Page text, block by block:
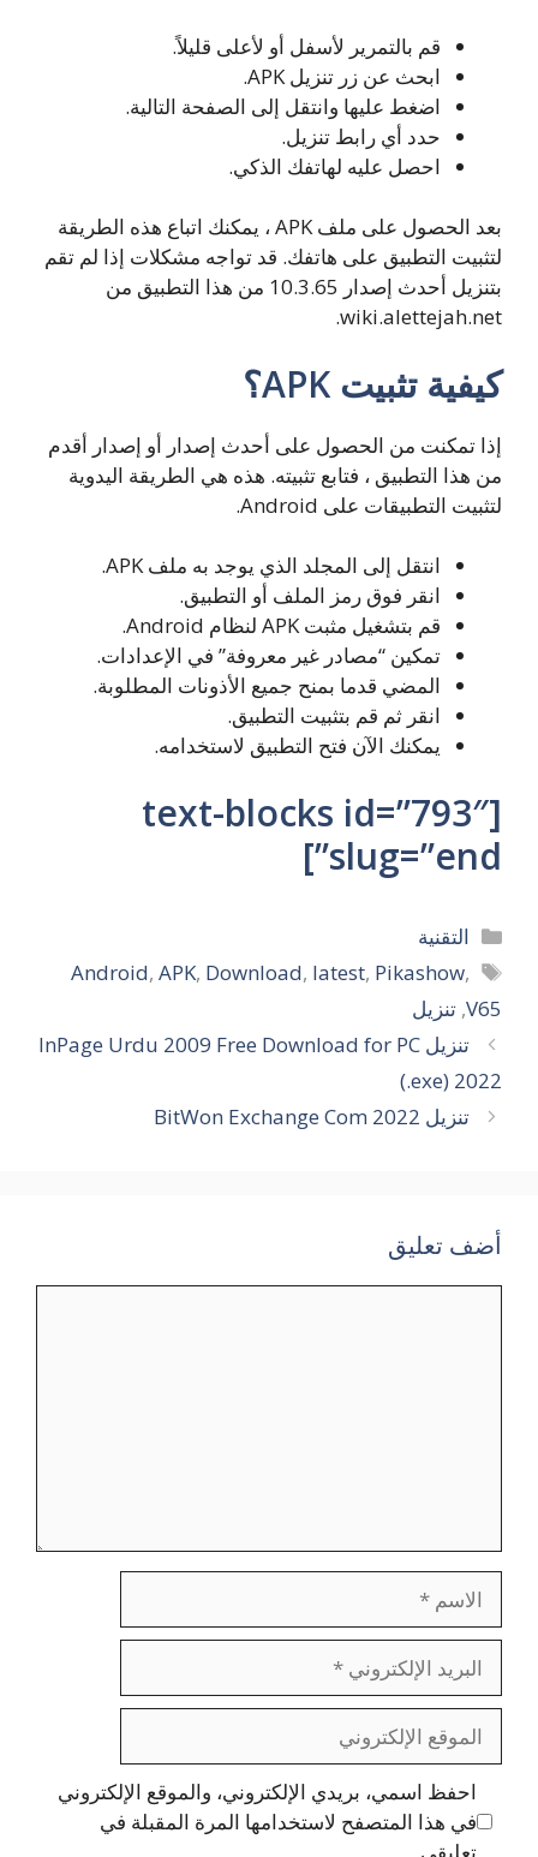
قم بالتمرير لأسفل أو لأعلى قليلاً.
ابحث عن زر تنزيل APK.
اضغط عليها وانتقل إلى الصفحة التالية.
حدد أي رابط تنزيل.
احصل عليه لهاتفك الذكي.
بعد الحصول على ملف APK ، يمكنك اتباع هذه الطريقة
لتثبيت التطبيق على هاتفك. قد تواجه مشكلات إذا لم تقم
بتنزيل أحدث إصدار 10.3.65 من هذا التطبيق من
wiki.alettejah.net.
كيفية تثبيت APK؟
إذا تمكنت من الحصول على أحدث إصدار أو إصدار أقدم
من هذا التطبيق ، فتابع تثبيته. هذه هي الطريقة اليدوية
لتثبيت التطبيقات على Android.
انتقل إلى المجلد الذي يوجد به ملف APK.
انقر فوق رمز الملف أو التطبيق.
قم بتشغيل مثبت APK لنظام Android.
تمكين “مصادر غير معروفة” في الإعدادات.
المضي قدما بمنح جميع الأذونات المطلوبة.
انقر ثم قم بتثبيت التطبيق.
يمكنك الآن فتح التطبيق لاستخدامه.
[text-blocks id=”793″
slug=”end”]
التصنيفات
التقنية
الوسوم
Android, APK, Download, latest, Pikashow,
V65
, تنزيل
تنزيل InPage Urdu 2009 Free Download for PC
(.exe) 2022
تنزيل BitWon Exchange Com 2022
أضف تعليق
الإلكتروني
الإلكتروني
احفظ اسمي، بريدي الإلكتروني، والموقع الإلكتروني
في هذا المتصفح لاستخدامها المرة المقبلة في
تعليقي.